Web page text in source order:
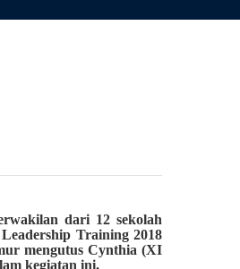
dari 12 sekolah
Training 2018
mengutus Cynthia (XI
kegiatan ini.